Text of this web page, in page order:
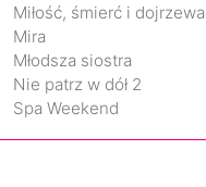
Mira
Młodsza siostra
Nie patrz w dół 2
Spa Weekend